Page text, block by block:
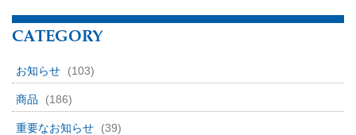
CATEGORY
お知らせ (103)
商品 (186)
重要なお知らせ (39)